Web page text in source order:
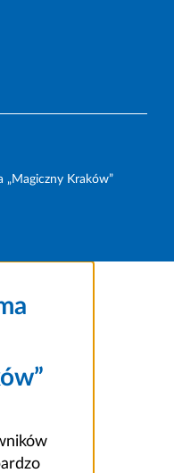
Kraków”